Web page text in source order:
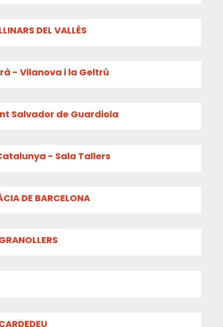
DEL VALLÈS
- Vilanova i la Geltrú
Salvador de Guardiola
- Sala Tallers
DE BARCELONA